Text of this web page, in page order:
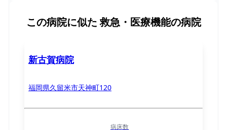
この病院に似た 救急・医療機能の病院
新古賀病院
福岡県久留米市天神町120
病床数